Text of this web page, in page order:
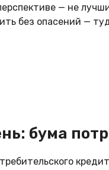
— не
без опасений —
бума